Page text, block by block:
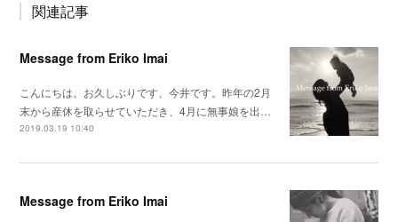
関連記事
Message from Eriko Imai
こんにちは。お久しぶりです、今井です。昨年の2月
末から産休を取らせていただき、4月に無事娘を出…
2019.03.19 10:40
Message from Eriko Imai